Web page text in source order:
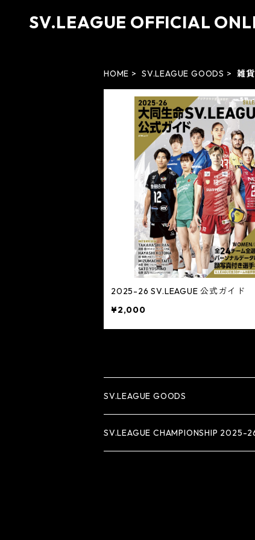
SV.LEAGUE OFFICIAL
HOME SV.LEAGUE GOODS 雑貨
2025-26 SV.LEAGUE 公式ガイド
¥2,000
SV.LEAGUE GOODS
アパレル
SV.LEAGUE CHAMPIONSHIP 2025-